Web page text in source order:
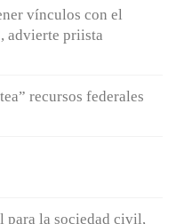
vínculos con el
advierte priista
recursos federales
para la sociedad civil,